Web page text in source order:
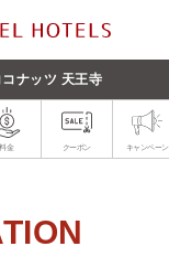
ナッツ 天王寺
料金 クーポン キャンペーン